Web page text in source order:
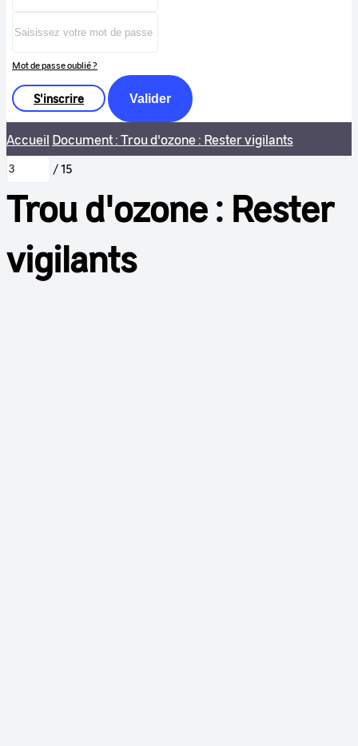
Mot de passe oublié ?
S'inscrire Valider
Accueil Document : Trou d'ozone : Rester vigilants
/15
Trou d'ozone : Rester
vigilants